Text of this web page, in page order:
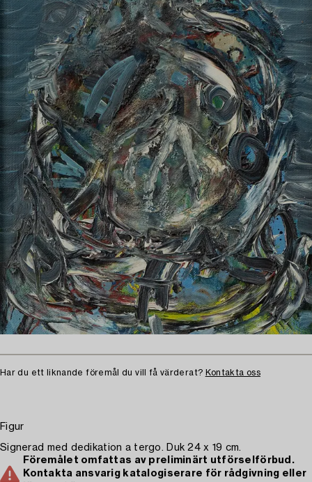
Har du ett liknande föremål du vill få värderat? Kontakta oss
Figur
Signerad med dedikation a tergo. Duk 24 x 19 cm.
Föremålet omfattas av preliminärt utförselförbud.
Kontakta ansvarig katalogiserare för rådgivning eller